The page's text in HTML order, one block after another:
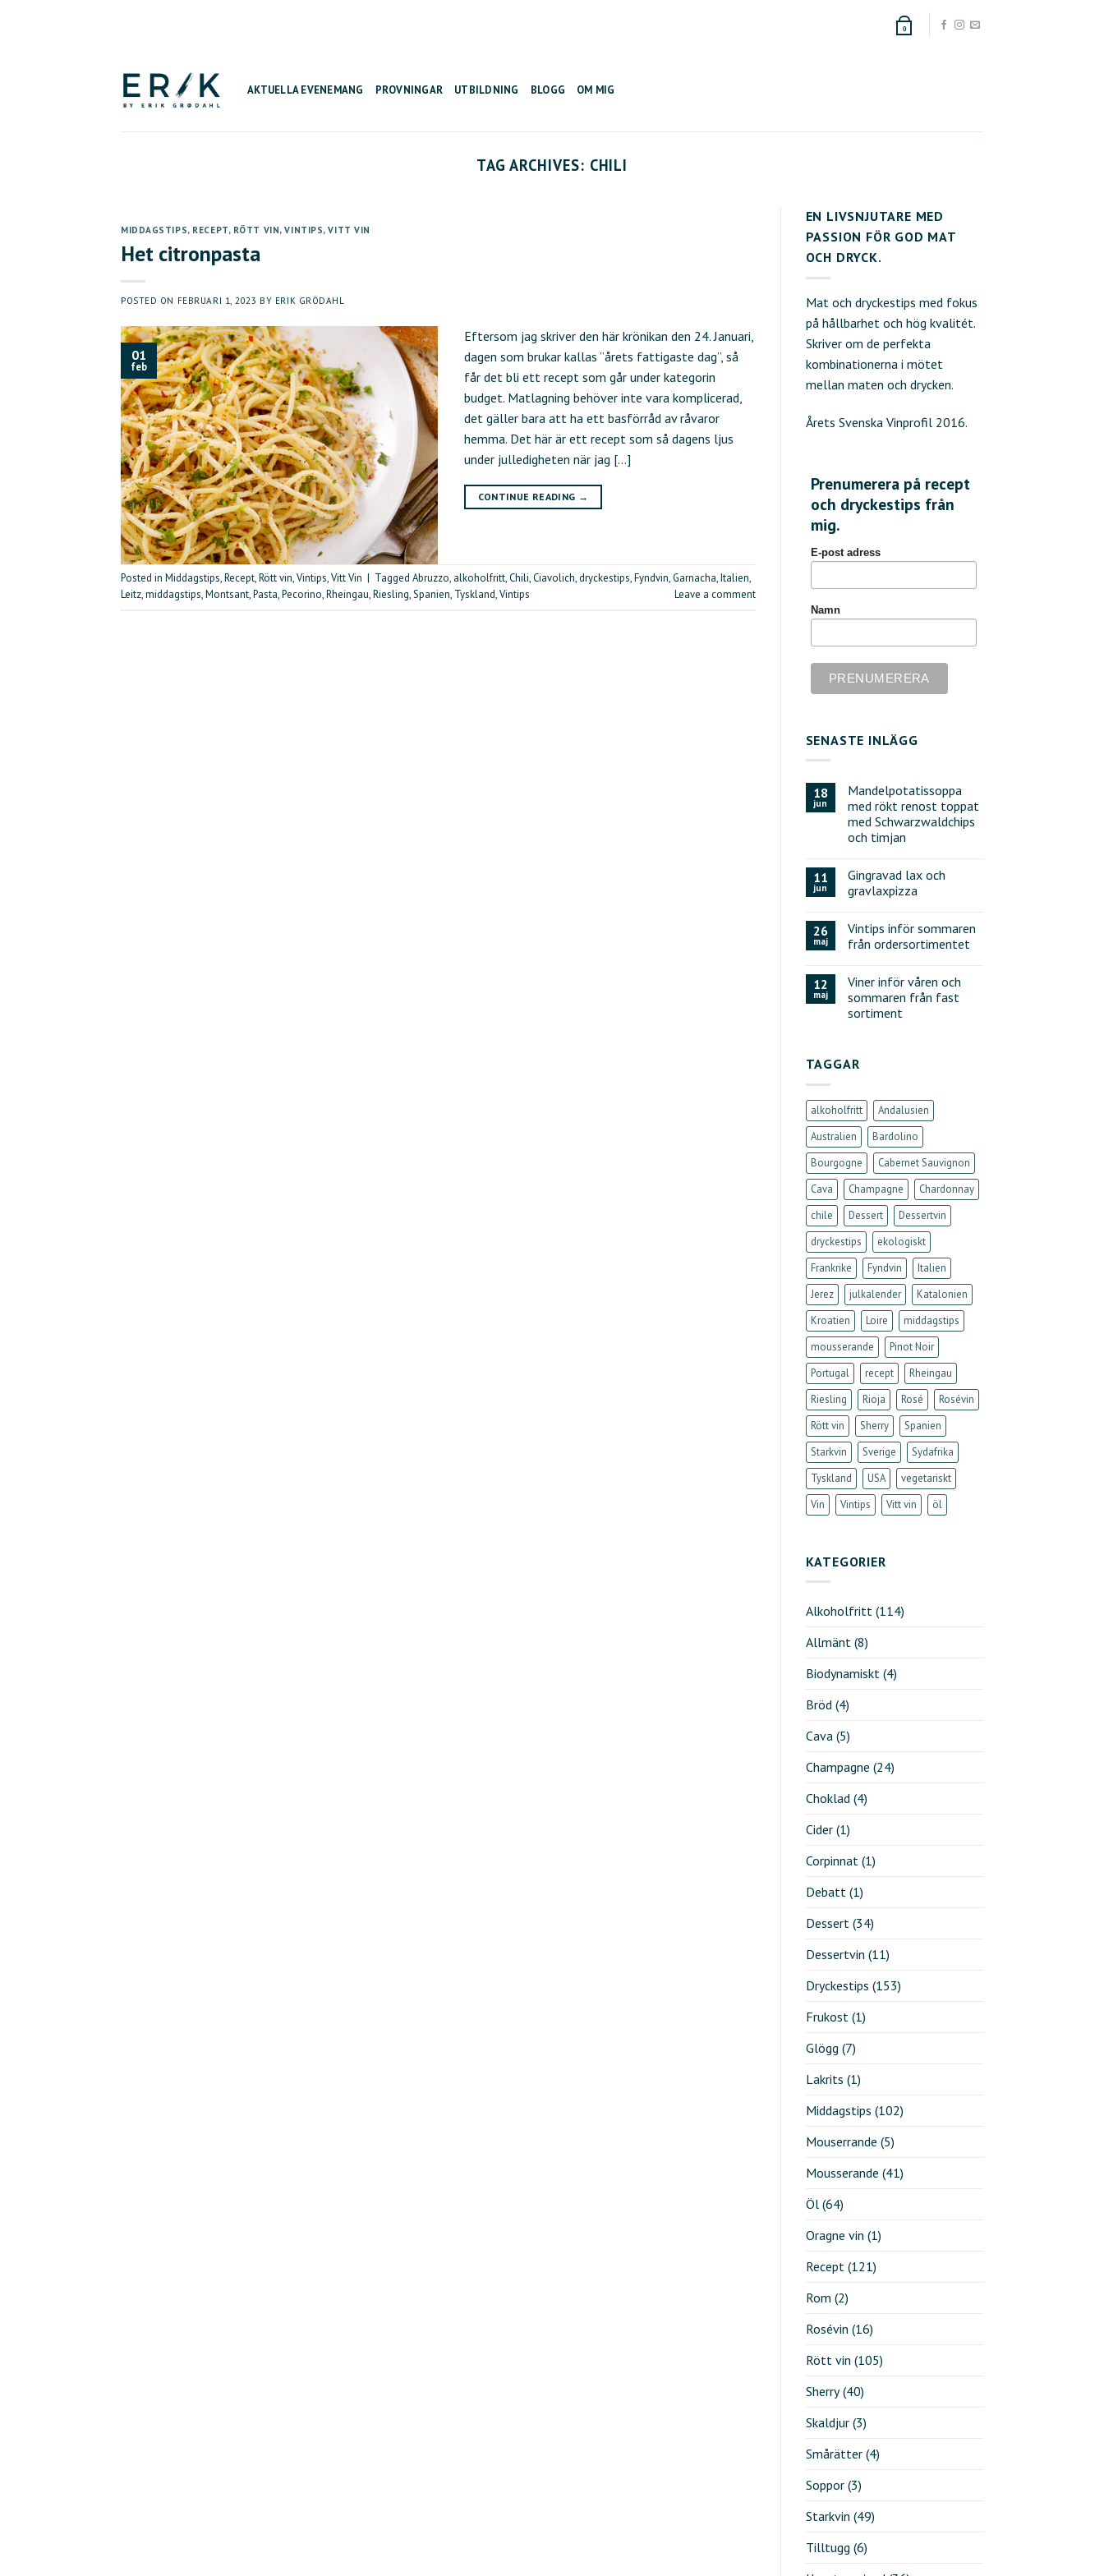
0
AKTUELLA EVENEMANG PROVNINGAR UTBILDNING BLOGG OM MIG
TAG ARCHIVES: CHILI
MIDDAGSTIPS, RECEPT, RÖTT VIN,VINTIPS,VITT VIN
Het citronpasta
POSTED ON FEBRUARI 1, 2023 BY ERIK GRÖDAHL
01
feb
Eftersom jag skriver den här krönikan den 24. Januari,
dagen som brukar kallas ”årets fattigaste dag”, så
får det bli ett recept som går under kategorin
budget. Matlagning behöver inte vara komplicerad,
det gäller bara att ha ett basförråd av råvaror
hemma. Det här är ett recept som så dagens ljus
under julledigheten när jag […]
CONTINUE READING →
Posted in Middagstips,Recept,Rött vin,Vintips,Vitt Vin | Tagged Abruzzo, alkoholfritt,Chili,Ciavolich,dryckestips,Fyndvin,Garnacha,Italien,
Leitz,middagstips,Montsant,Pasta,Pecorino,Rheingau,Riesling,Spanien, Tyskland,Vintips Leave a comment
EN LIVSNJUTARE MED
PASSION FÖR GOD MAT
OCH DRYCK.
Mat och dryckestips med fokus
på hållbarhet och hög kvalitét.
Skriver om de perfekta
kombinationerna i mötet
mellan maten och drycken.
Årets Svenska Vinprofil 2016.
Prenumerera på recept
och dryckestips från
mig.
E-post adress
Namn
SENASTE INLÄGG
18
jun
Mandelpotatissoppa
med rökt renost toppat
med Schwarzwaldchips
och timjan
11
jun
Gingravad lax och
gravlaxpizza
26
maj
Vintips inför sommaren
från ordersortimentet
12
maj
Viner inför våren och
sommaren från fast
sortiment
TAGGAR
alkoholfritt
Andalusien
Australien
Bardolino
Bourgogne
Cabernet Sauvignon
Cava
Champagne
Chardonnay
chile
Dessert
Dessertvin
dryckestips
ekologiskt
Frankrike
Fyndvin
Italien
Jerez
julkalender
Katalonien
Kroatien
Loire
middagstips
mousserande
Pinot Noir
Portugal
recept
Rheingau
Riesling
Rioja Rosé
Rosévin
Rött vin
Sherry
Spanien
Starkvin
Sverige
Sydafrika
Tyskland
USA
vegetariskt
Vin
Vintips Vitt vin öl
KATEGORIER
Alkoholfritt(114)
Allmänt(8)
Biodynamiskt(4)
Bröd(4)
Cava(5)
Champagne (24)
Choklad(4)
Cider(1)
Corpinnat(1)
Debatt(1)
Dessert(34)
Dessertvin (11)
Dryckestips (153)
Frukost(1)
Glögg (7)
Lakrits (1)
Middagstips (102)
Mouserrande (5)
Mousserande (41)
Öl(64)
Oragne vin (1)
Recept(121)
Rom (2)
Rosévin (16)
Rött vin (105)
Sherry(40)
Skaldjur(3)
Smårätter(4)
Soppor(3)
Starkvin (49)
Tilltugg (6)